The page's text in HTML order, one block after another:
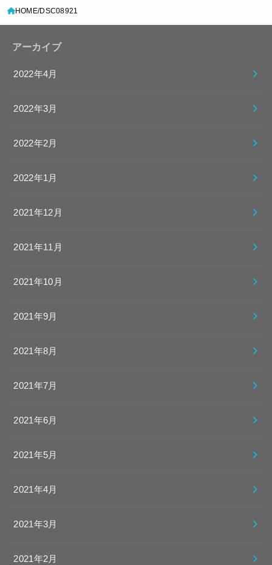
HOME DSC08921
アーカイブ
2022年4月
2022年3月
2022年2月
2022年1月
2021年12月
2021年11月
2021年10月
2021年9月
2021年8月
2021年7月
2021年6月
2021年5月
2021年4月
2021年3月
2021年2月